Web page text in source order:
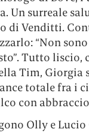
Un surreale
di Venditti.
“Non
Tutto
Tim, Giorgia
totale fra i
con
Olly e